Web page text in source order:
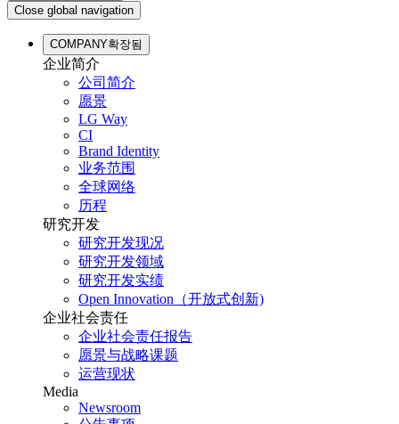
Close global navigation
COMPANY확장됨
企业简介
公司简介
愿景
LG Way
CI
Brand Identity
业务范围
全球网络
历程
研究开发
研究开发现况
研究开发领域
研究开发实绩
Open Innovation（开放式创新)
企业社会责任
企业社会责任报告
愿景与战略课题
运营现状
Media
Newsroom